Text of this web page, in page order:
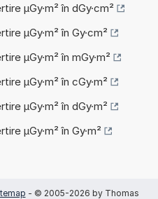
µGy·m² în dGy·cm²
µGy·m² în Gy·cm²
µGy·m² în mGy·m²
µGy·m² în cGy·m²
µGy·m² în dGy·m²
µGy·m² în Gy·m²
- © 2005-2026 by Thomas